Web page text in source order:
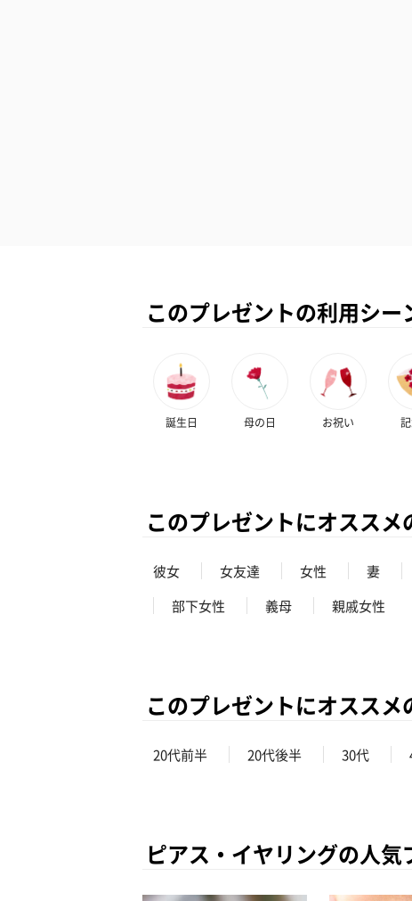
このプレゼントの利用シー
誕生日 母の日 お祝い
このプレゼントにオススメ
彼女 女友達 女性 妻
部下女性
義母 親戚女性
このプレゼントにオススメ
20代前半 20代後半 30代
ピアス・イヤリングの人気